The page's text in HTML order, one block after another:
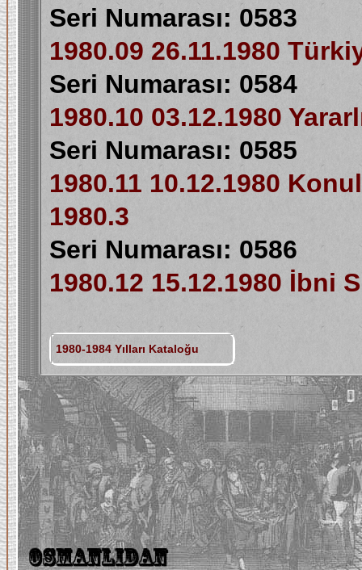
Seri Numarası: 0583
1980.09 26.11.1980
Seri Numarası: 0584
1980.10 03.12.1980
Seri Numarası: 0585
1980.11 10.12.1980
1980.3
Seri Numarası: 0586
1980.12 15.12.1980 İbni
1980-1984 Yılları Kataloğu